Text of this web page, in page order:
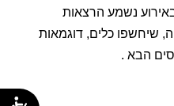
נשמע הרצאות
שיחשפו כלים, דוגמאות
הבא .